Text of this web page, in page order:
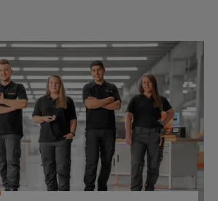
Soluções para o Local de